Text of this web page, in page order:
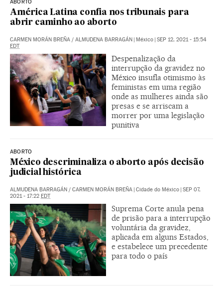
ABORTO
América Latina confia nos tribunais para
abrir caminho ao aborto
CARMEN MORÁN BREÑA / ALMUDENA BARRAGÁN México SEP 12, 2021 - 15:54
EDT
Despenalização da
interrupção da gravidez no
México insufla otimismo às
feministas em uma região
onde as mulheres ainda são
presas e se arriscam a
morrer por uma legislação
punitiva
ABORTO
México descriminaliza o aborto após decisão
judicial histórica
ALMUDENA BARRAGÁN / CARMEN MORÁN BREÑA Cidade do México SEP 07,
2021 - 17:22 EDT
Suprema Corte anula pena
de prisão para a interrupção
voluntária da gravidez,
aplicada em alguns Estados,
e estabelece um precedente
para todo o país